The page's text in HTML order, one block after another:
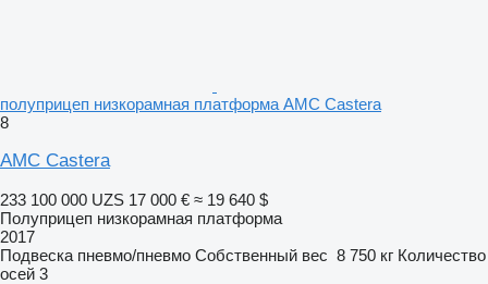
полуприцеп низкорамная платформа AMC Castera
8
AMC Castera
233 100 000 UZS 17 000 € ≈ 19 640 $
Полуприцеп низкорамная платформа
2017
Подвеска пневмо/пневмо Собственный вес 8 750 кг Количество
осей 3